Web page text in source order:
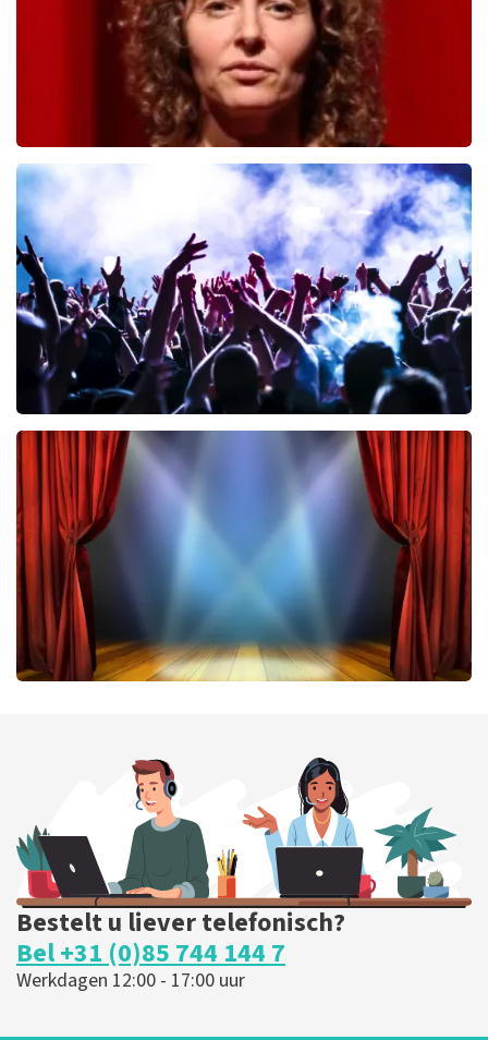
Esther van der Voort
BESTEL NU
Megadeth
383 laatste 30 minuten
BESTEL NU
BESTEL NU
Bestelt u liever telefonisch?
Bel +31 (0)85 744 144 7
Werkdagen 12:00 - 17:00 uur